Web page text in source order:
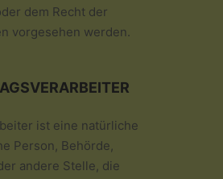
dem Recht der
vorgesehen werden.
ist eine natürliche
Person, Behörde,
andere Stelle, die